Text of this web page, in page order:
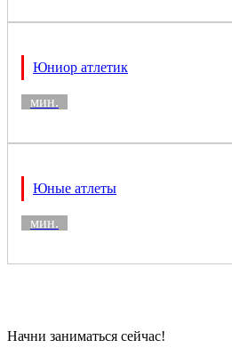
Юниор атлетик
мин.
Юные атлеты
мин.
Начни заниматься сейчас!